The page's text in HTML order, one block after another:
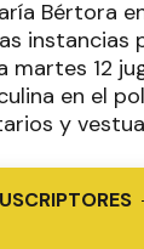
Bértora
instancias
martes 12
en el
y